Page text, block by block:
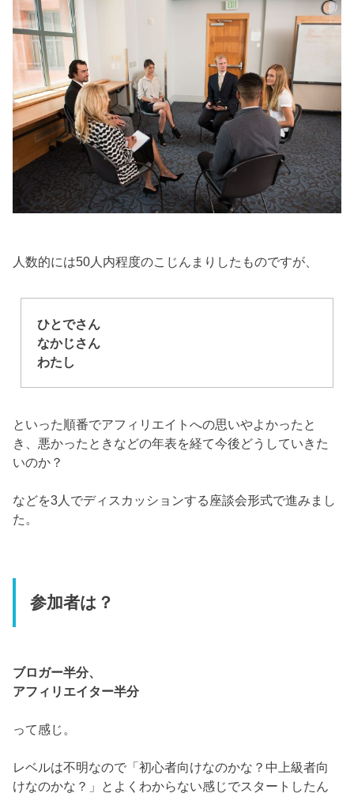
人数的には50人内程度のこじんまりしたものですが、
ひとでさん
なかじさん
わたし
といった順番でアフィリエイトへの思いやよかったと
き、悪かったときなどの年表を経て今後どうしていきた
いのか？
などを3人でディスカッションする座談会形式で進みまし
た。
参加者は？
ブロガー半分、
アフィリエイター半分
って感じ。
レベルは不明なので「初心者向けなのかな？中上級者向
けなのかな？」とよくわからない感じでスタートしたん